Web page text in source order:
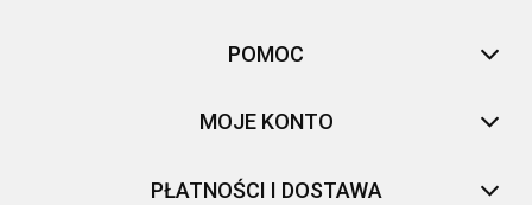
POMOC
MOJE KONTO
PŁATNOŚCI I DOSTAWA